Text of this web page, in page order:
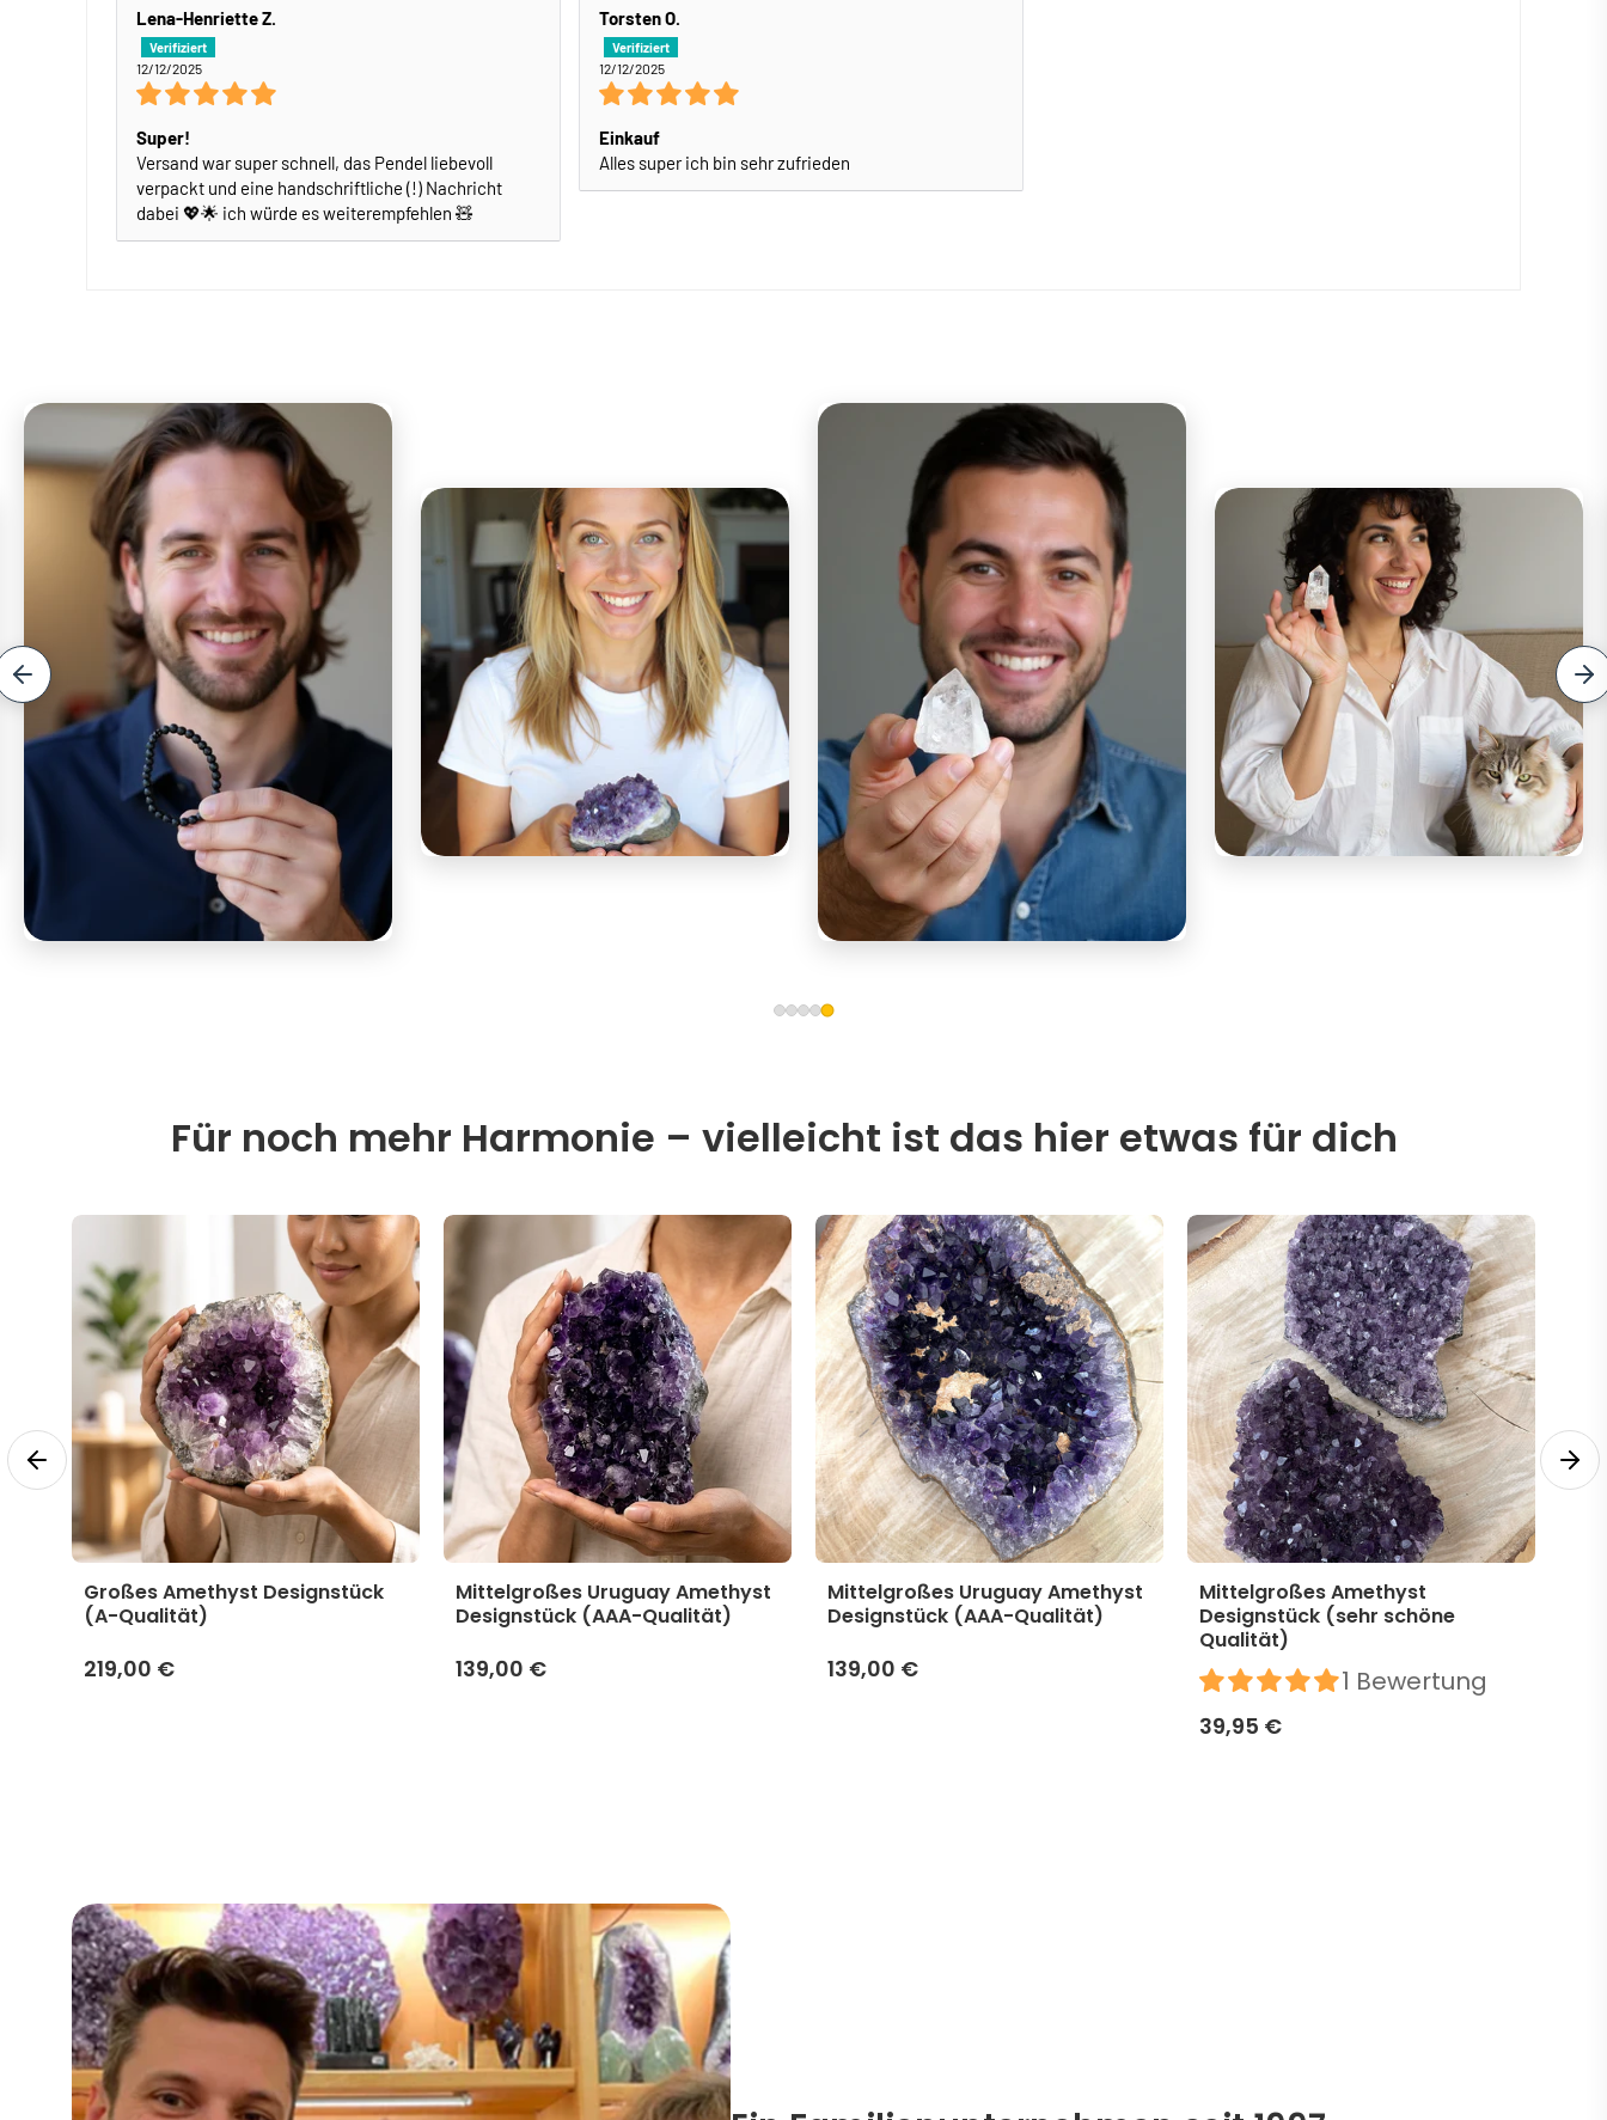
Lena-Henriette Z.
12/12/2025
Super!
Versand war super schnell, das Pendel liebevoll
verpackt und eine handschriftliche (!) Nachricht
dabei 💖🌟 ich würde es weiterempfehlen 🧸
Torsten O.
12/12/2025
Einkauf
Alles super ich bin sehr zufrieden
Für noch mehr Harmonie – vielleicht ist das hier etwas für dich
Großes Amethyst Designstück
(A-Qualität)
219,00 €
Mittelgroßes Uruguay Amethyst
Designstück (AAA-Qualität)
139,00 €
Mittelgroßes Uruguay Amethyst
Designstück (AAA-Qualität)
139,00 €
Mittelgroßes Amethyst
Designstück (sehr schöne
Qualität)
1 Bewertung
39,95 €